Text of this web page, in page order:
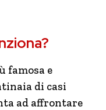
famosa e
di casi
ad affrontare